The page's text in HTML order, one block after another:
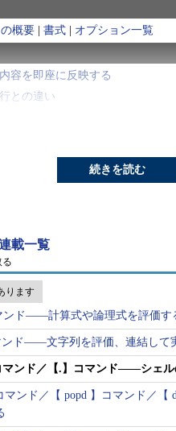
概要
書式
オプション一覧
容を即座に反映する
との違い
組み込まれたビルトインコ
インコマンド「.」の処理
では、「source ファイル」と全く同
の基であるshでは「.」コマンドしか
では、shはbashへのシンボリックリン
sh互換の軽量シェル）へのシンボリ
コマンドを利用できるが、Ubuntuの
続きを読む
載一覧
る
ります
ンド――計算式や論理式を評価す
ンド――文字列を評価、連結して
マンド／【.】コマンド――シェ
マンド／【 popd 】コマンド／